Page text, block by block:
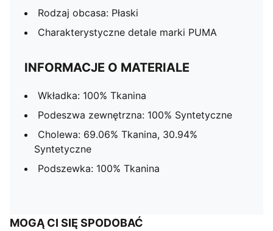
Rodzaj obcasa: Płaski
Charakterystyczne detale marki PUMA
INFORMACJE O MATERIALE
Wkładka: 100% Tkanina
Podeszwa zewnętrzna: 100% Syntetyczne
Cholewa: 69.06% Tkanina, 30.94%
Syntetyczne
Podszewka: 100% Tkanina
MOGĄ CI SIĘ SPODOBAĆ